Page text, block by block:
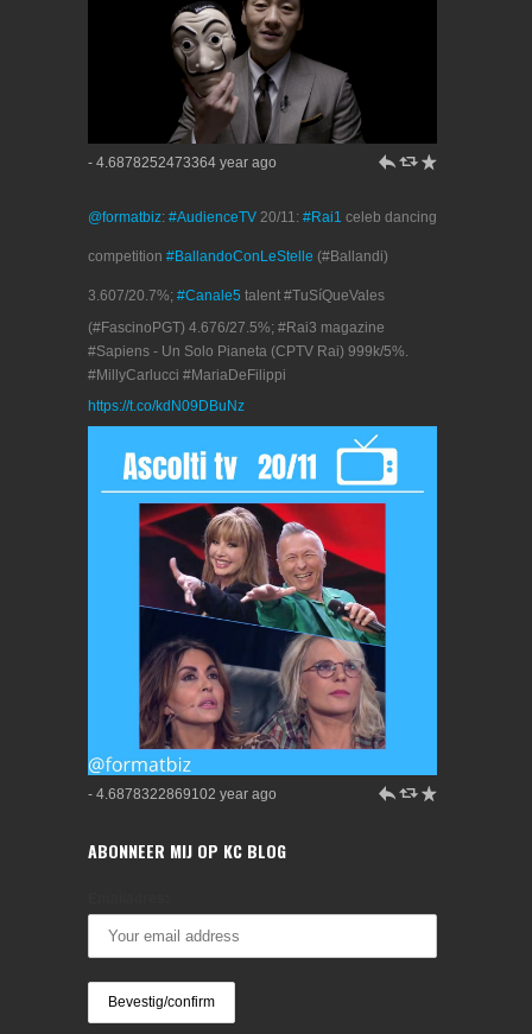
- 4.6878252473364 year ago h J R
@formatbiz: #AudienceTV 20/11: #Rai1 celeb dancing
competition #BallandoConLeStelle (#Ballandi)
3.607/20.7%; #Canale5 talent #TuSíQueVales
(#FascinoPGT) 4.676/27.5%; #Rai3 magazine
#Sapiens - Un Solo Pianeta (CPTV Rai) 999k/5%.
#MillyCarlucci #MariaDeFilippi
https://t.co/kdN09DBuNz
- 4.6878322869102 year ago h J R
ABONNEER MIJ OP KC BLOG